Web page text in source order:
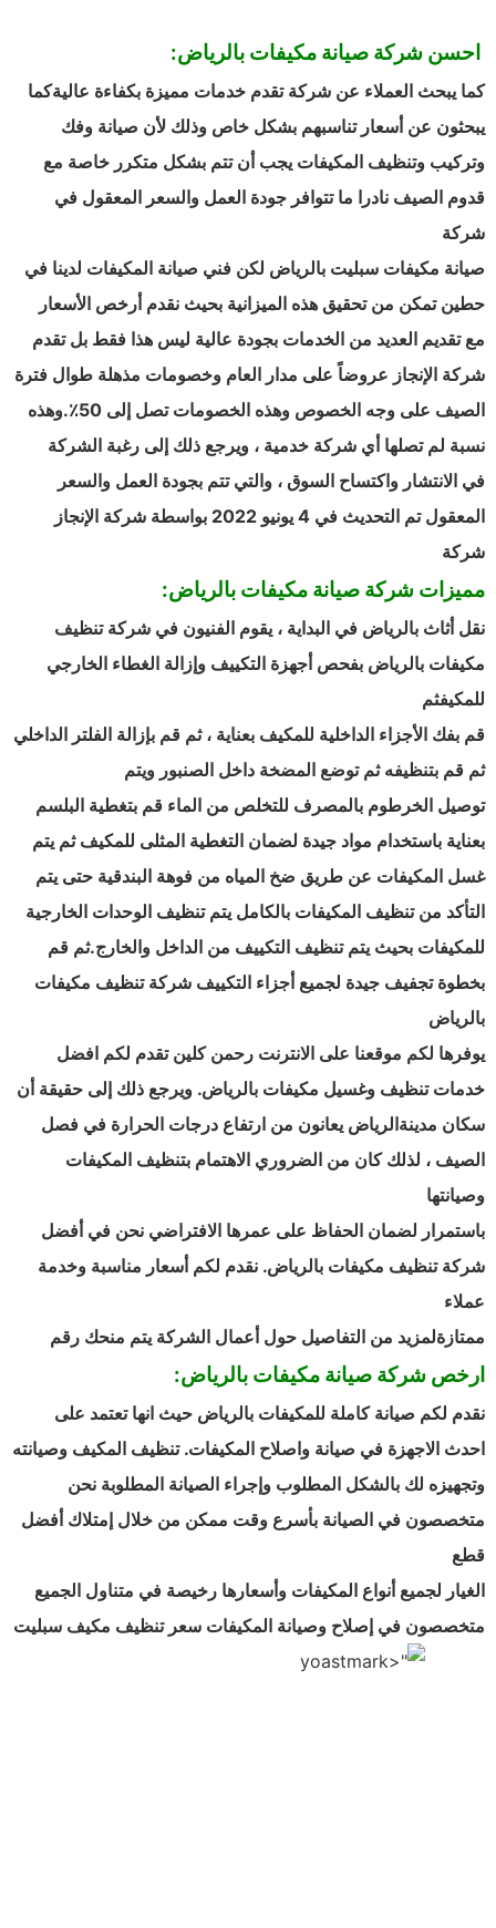
احسن شركة صيانة مكيفات بالرياض:
كما يبحث العملاء عن شركة تقدم خدمات مميزة بكفاءة عاليةكما
يبحثون عن أسعار تناسبهم بشكل خاص وذلك لأن صيانة وفك
وتركيب وتنظيف المكيفات يجب أن تتم بشكل متكرر خاصة مع
قدوم الصيف نادرا ما تتوافر جودة العمل والسعر المعقول في
شركة
صيانة مكيفات سبليت بالرياض لكن فني صيانة المكيفات لدينا في
حطين تمكن من تحقيق هذه الميزانية بحيث نقدم أرخص الأسعار
مع تقديم العديد من الخدمات بجودة عالية ليس هذا فقط بل تقدم
شركة الإنجاز عروضاً على مدار العام وخصومات مذهلة طوال فترة
الصيف على وجه الخصوص وهذه الخصومات تصل إلى 50٪.وهذه
نسبة لم تصلها أي شركة خدمية ، ويرجع ذلك إلى رغبة الشركة
في الانتشار واكتساح السوق ، والتي تتم بجودة العمل والسعر
المعقول تم التحديث في 4 يونيو 2022 بواسطة شركة الإنجاز
شركة
مميزات شركة صيانة مكيفات بالرياض:
نقل أثاث بالرياض في البداية ، يقوم الفنيون في شركة تنظيف
مكيفات بالرياض بفحص أجهزة التكييف وإزالة الغطاء الخارجي
للمكيفثم
قم بفك الأجزاء الداخلية للمكيف بعناية ، ثم قم بإزالة الفلتر الداخلي
ثم قم بتنظيفه ثم توضع المضخة داخل الصنبور ويتم
توصيل الخرطوم بالمصرف للتخلص من الماء قم بتغطية البلسم
بعناية باستخدام مواد جيدة لضمان التغطية المثلى للمكيف ثم يتم
غسل المكيفات عن طريق ضخ المياه من فوهة البندقية حتى يتم
التأكد من تنظيف المكيفات بالكامل يتم تنظيف الوحدات الخارجية
للمكيفات بحيث يتم تنظيف التكييف من الداخل والخارج.ثم قم
بخطوة تجفيف جيدة لجميع أجزاء التكييف شركة تنظيف مكيفات
بالرياض
يوفرها لكم موقعنا على الانترنت رحمن كلين تقدم لكم افضل
خدمات تنظيف وغسيل مكيفات بالرياض. ويرجع ذلك إلى حقيقة أن
سكان مدينةالرياض يعانون من ارتفاع درجات الحرارة في فصل
الصيف ، لذلك كان من الضروري الاهتمام بتنظيف المكيفات
وصيانتها
باستمرار لضمان الحفاظ على عمرها الافتراضي نحن في أفضل
شركة تنظيف مكيفات بالرياض. نقدم لكم أسعار مناسبة وخدمة
عملاء
ممتازةلمزيد من التفاصيل حول أعمال الشركة يتم منحك رقم
ارخص شركة صيانة مكيفات بالرياض:
نقدم لكم صيانة كاملة للمكيفات بالرياض حيث انها تعتمد على
احدث الاجهزة في صيانة واصلاح المكيفات. تنظيف المكيف وصيانته
وتجهيزه لك بالشكل المطلوب وإجراء الصيانة المطلوبة نحن
متخصصون في الصيانة بأسرع وقت ممكن من خلال إمتلاك أفضل
قطع
الغيار لجميع أنواع المكيفات وأسعارها رخيصة في متناول الجميع
متخصصون في إصلاح وصيانة المكيفات سعر تنظيف مكيف سبليت